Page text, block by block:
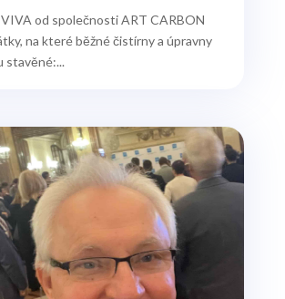
od společnosti ART CARBON
na které běžné čistírny a úpravny
stavěné:...